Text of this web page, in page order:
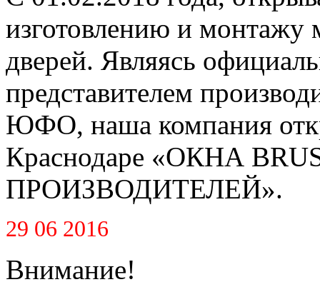
изготовлению и монтажу
дверей. Являясь
представителем
ЮФО, наша компания
Краснодаре «ОКНА
ПРОИЗВОДИТЕЛЕЙ».
29 06 2016
Внимание!